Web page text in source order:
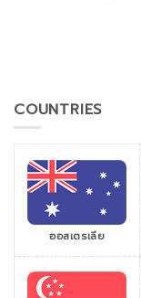
COUNTRIES
ออสเตรเลีย